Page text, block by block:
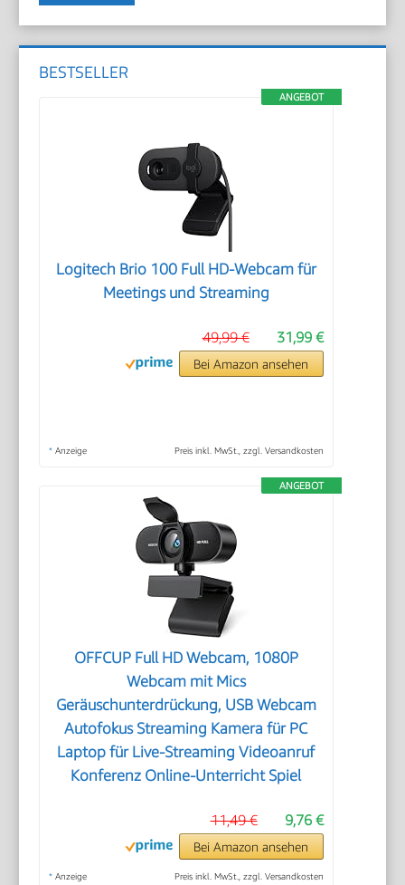
BESTSELLER
ANGEBOT
Logitech Brio 100 Full HD-Webcam für
Meetings und Streaming
31,99 €
49,99 €
Bei Amazon ansehen
* Anzeige Preis inkl. MwSt., zzgl. Versandkosten
ANGEBOT
OFFCUP Full HD Webcam, 1080P
Webcam mit Mics
Geräuschunterdrückung, USB Webcam
Autofokus Streaming Kamera für PC
Laptop für Live-Streaming Videoanruf
Konferenz Online-Unterricht Spiel
9,76 €
11,49 €
Bei Amazon ansehen
* Anzeige Preis inkl. MwSt., zzgl. Versandkosten